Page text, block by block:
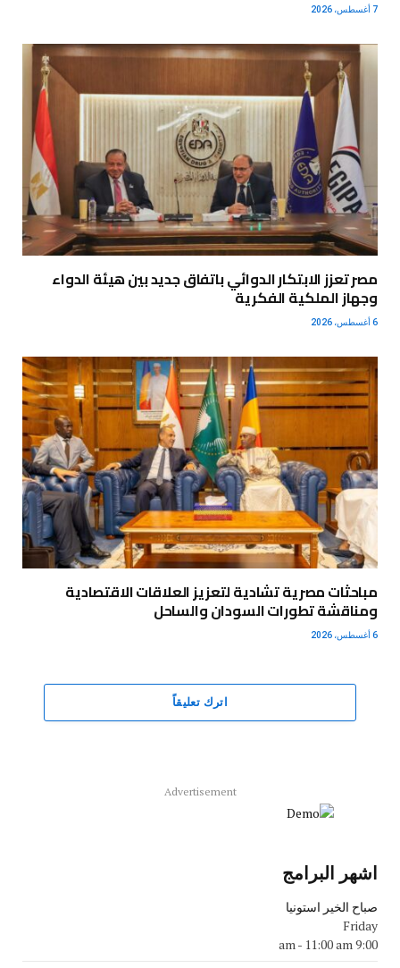
7 أغسطس، 2026
مصر تعزز الابتكار الدوائي باتفاق جديد بين هيئة الدواء
وجهاز الملكية الفكرية
6 أغسطس، 2026
مباحثات مصرية تشادية لتعزيز العلاقات الاقتصادية
ومناقشة تطورات السودان والساحل
6 أغسطس، 2026
اترك تعليقاً
Advertisement
اشهر البرامج
صباح الخير استونيا
Friday
9:00 am
- 11:00 am